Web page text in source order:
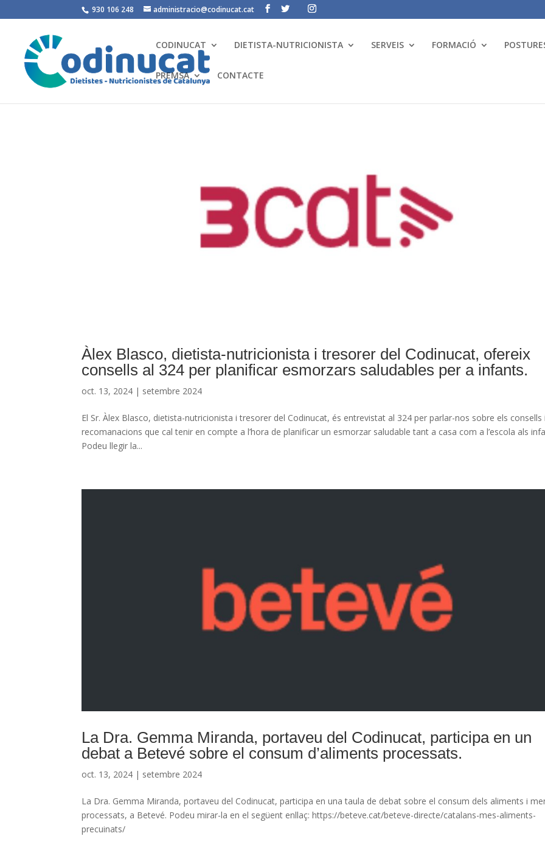
930 106 248 administracio@codinucat.cat
CODINUCAT DIETISTA-NUTRICIONISTA SERVEIS FORMACIÓ
PREMSA CONTACTE
Àlex Blasco, dietista-nutricionista i tresorer del Codinucat, ofereix
consells al 324 per planificar esmorzars saludables per a infants.
oct. 13, 2024 | setembre 2024
El Sr. Àlex Blasco, dietista-nutricionista i tresorer del Codinucat, és entrevistat al 324 per parlar-nos sobre els consells i
recomanacions que cal tenir en compte a l’hora de planificar un esmorzar saludable tant a casa com a l’escola als
Podeu llegir la...
La Dra. Gemma Miranda, portaveu del Codinucat, participa en un
debat a Betevé sobre el consum d’aliments processats.
oct. 13, 2024 | setembre 2024
La Dra. Gemma Miranda, portaveu del Codinucat, participa en una taula de debat sobre el consum dels aliments i
processats, a Betevé. Podeu mirar-la en el següent enllaç: https://beteve.cat/beteve-directe/catalans-mes-aliments-
precuinats/